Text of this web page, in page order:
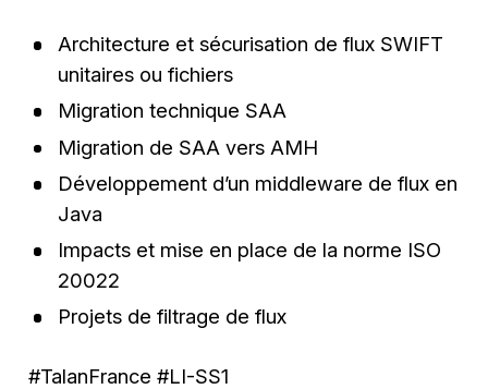
Architecture et sécurisation de flux SWIFT
unitaires ou fichiers
Migration technique SAA
Migration de SAA vers AMH
Développement d’un middleware de flux en
Java
Impacts et mise en place de la norme ISO
20022
Projets de filtrage de flux
#TalanFrance #LI-SS1